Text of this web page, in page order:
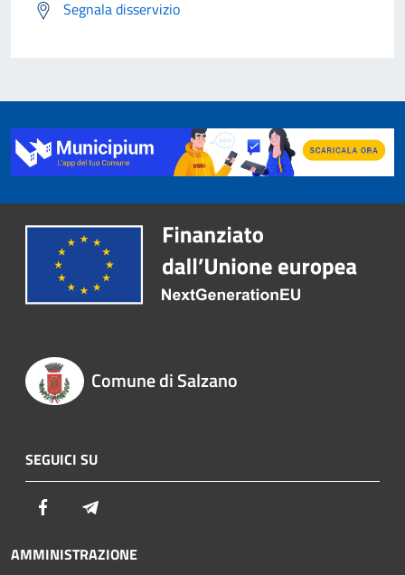
Segnala disservizio
Comune di Salzano
SEGUICI SU
Facebook
AMMINISTRAZIONE